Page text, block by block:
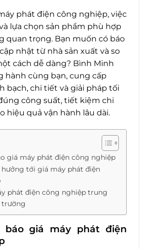
phát điện công nghiệp, việc
lựa chọn sản phẩm phù hợp
quan trọng. Bạn muốn có báo
nhật từ nhà sản xuất và so
cách dễ dàng? Bình Minh
hành cùng bạn, cung cấp
bạch, chi tiết và giải pháp tối
công suất, tiết kiệm chi
hiệu quả vận hành lâu dài.
giá máy phát điện công nghiệp
hưởng tới giá máy phát điện
phát điện công nghiệp trung
trường
giá máy phát điện